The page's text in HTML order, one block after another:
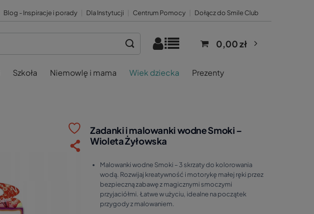
Blog - Inspiracje i porady Dla Instytucji Centrum Pomocy Dołącz do Smile Club
0,00 zł
Szkoła Niemowlę i mama Wiek dziecka Prezenty
Zadanki i malowanki wodne Smoki –
Wioleta Żyłowska
Malowanki wodne Smoki – 3 skrzaty do kolorowania
wodą. Rozwijaj kreatywność i motorykę małej ręki przez
bezpieczną zabawę z magicznymi smoczymi
przyjaciółmi. Łatwe w użyciu, idealne na początek
przygody z malowaniem.